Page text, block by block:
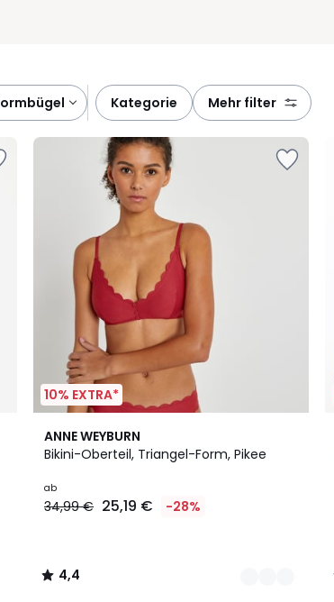
formbügel kategorie mehr filter
10% EXTRA*
ANNE WEYBURN
Bikini-Oberteil, Triangel-Form, Pikee
ab
34,99 € 25,19 € -28%
4,4
/ 5
2
Farben
4,4
/